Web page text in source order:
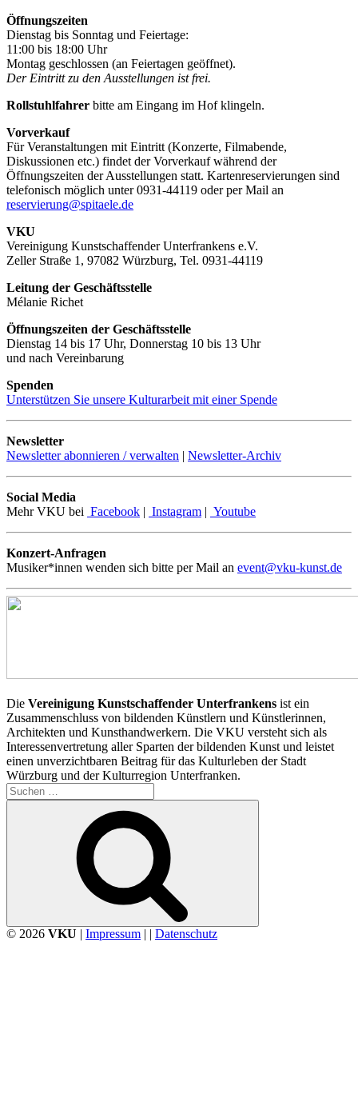
Öffnungszeiten
Dienstag bis Sonntag und Feiertage:
11:00 bis 18:00 Uhr
Montag geschlossen (an Feiertagen geöffnet).
Der Eintritt zu den Ausstellungen ist frei.
Rollstuhlfahrer bitte am Eingang im Hof klingeln.
Vorverkauf
Für Veranstaltungen mit Eintritt (Konzerte, Filmabende,
Diskussionen etc.) findet der Vorverkauf während der
Öffnungszeiten der Ausstellungen statt. Kartenreservierungen sind
telefonisch möglich unter 0931-44119 oder per Mail an
reservierung@spitaele.de
VKU
Vereinigung Kunstschaffender Unterfrankens e.V.
Zeller Straße 1, 97082 Würzburg, Tel. 0931-44119
Leitung der Geschäftsstelle
Mélanie Richet
Öffnungszeiten der Geschäftsstelle
Dienstag 14 bis 17 Uhr, Donnerstag 10 bis 13 Uhr
und nach Vereinbarung
Spenden
Unterstützen Sie unsere Kulturarbeit mit einer Spende
Newsletter
Newsletter abonnieren / verwalten | Newsletter-Archiv
Social Media
Mehr VKU bei Facebook | Instagram | Youtube
Konzert-Anfragen
Musiker*innen wenden sich bitte per Mail an event@vku-kunst.de
Die Vereinigung Kunstschaffender Unterfrankens ist ein
Zusammenschluss von bildenden Künstlern und Künstlerinnen,
Architekten und Kunsthandwerkern. Die VKU versteht sich als
Interessenvertretung aller Sparten der bildenden Kunst und leistet
einen unverzichtbaren Beitrag für das Kulturleben der Stadt
Würzburg und der Kulturregion Unterfranken.
Suchen
nach:
© 2026 VKU | Impressum | | Datenschutz